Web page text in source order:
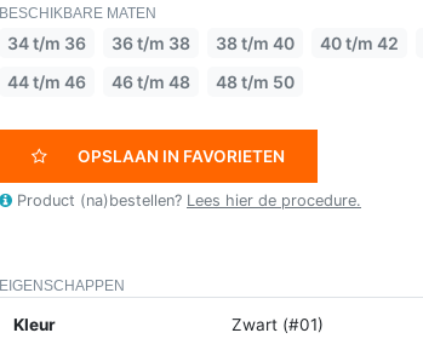
BESCHIKBARE MATEN
34 t/m 36 36 t/m 38 38 t/m 40 40 t/m 42
44 t/m 46
46 t/m 48 48 t/m 50
OPSLAAN IN FAVORIETEN
Product (na)bestellen? Lees hier de procedure.
EIGENSCHAPPEN
Kleur Zwart (#01)